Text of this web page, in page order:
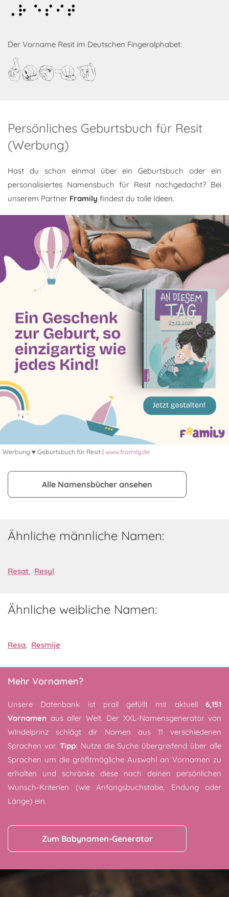
Resit
Der Vorname Resit im Deutschen Fingeralphabet:
Resit
Persönliches Geburtsbuch für Resit
(Werbung)
Hast du schon einmal über ein Geburtsbuch oder ein
personalisiertes Namensbuch für Resit nachgedacht? Bei
unserem Partner Framily findest du tolle Ideen.
Werbung ♥ Geburtsbuch für Resit | www.framily.de
Alle Namensbücher ansehen
Ähnliche männliche Namen:
Resat, Resyl
Ähnliche weibliche Namen:
Resa, Resmije
Mehr Vornamen?
Unsere Datenbank ist prall gefüllt mit aktuell 6,151
Vornamen aus aller Welt. Der XXL-Namensgenerator von
Windelprinz schlägt dir Namen aus 11 verschiedenen
Sprachen vor. Tipp: Nutze die Suche übergreifend über alle
Sprachen um die größtmögliche Auswahl an Vornamen zu
erhalten und schränke diese nach deinen persönlichen
Wunsch-Kriterien (wie Anfangsbuchstabe, Endung oder
Länge) ein.
Zum Babynamen-Generator